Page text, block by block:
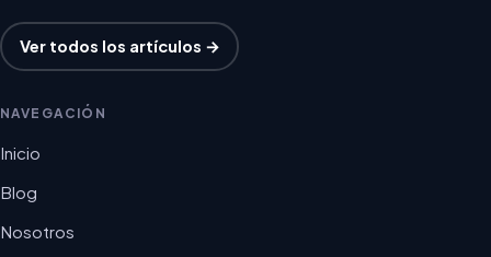
Ver todos los artículos →
NAVEGACIÓN
Inicio
Blog
Nosotros